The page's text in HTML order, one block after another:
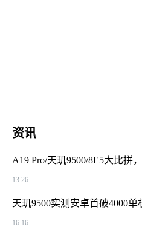
资讯
A19 Pro/天玑9500/8E5大比拼
13:26
天玑9500实测安卓首破4000单
16:16